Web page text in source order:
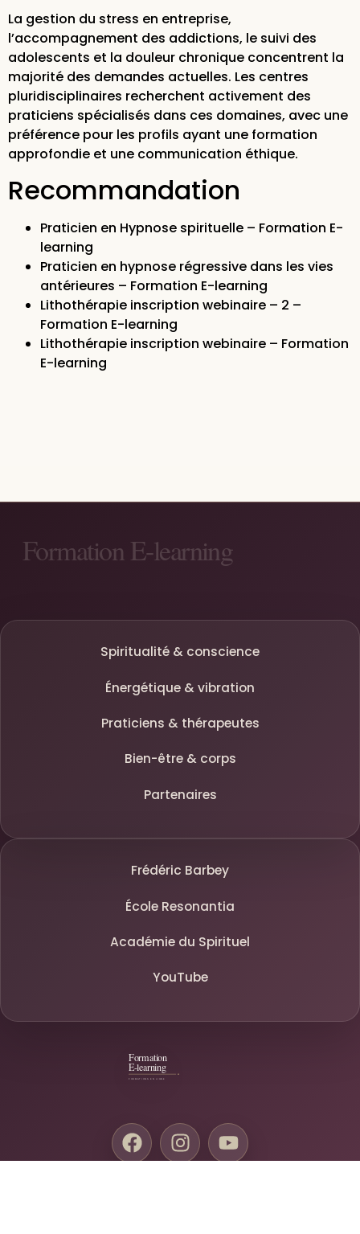
La gestion du stress en entreprise,
l’accompagnement des addictions, le suivi des
adolescents et la douleur chronique concentrent la
majorité des demandes actuelles. Les centres
pluridisciplinaires recherchent activement des
praticiens spécialisés dans ces domaines, avec une
préférence pour les profils ayant une formation
approfondie et une communication éthique.
Recommandation
Praticien en Hypnose spirituelle – Formation E-
learning
Praticien en hypnose régressive dans les vies
antérieures – Formation E-learning
Lithothérapie inscription webinaire – 2 –
Formation E-learning
Lithothérapie inscription webinaire – Formation
E-learning
Spiritualité & conscience
Énergétique & vibration
Praticiens & thérapeutes
Bien-être & corps
Partenaires
Frédéric Barbey
École Resonantia
Académie du Spirituel
YouTube